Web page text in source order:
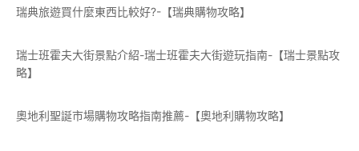
瑞典旅遊買什麼東西比較好?-【瑞典購物攻略】
瑞士班霍夫大街景點介紹-瑞士班霍夫大街遊玩指南-【瑞士景點攻
略】
奧地利聖誕市場購物攻略指南推薦-【奧地利購物攻略】